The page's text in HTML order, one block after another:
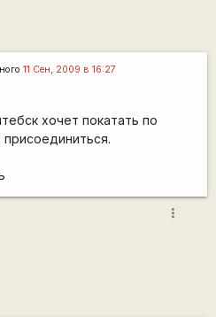
11 Сен, 2009 в 16:27
хочет покатать по
more_vert